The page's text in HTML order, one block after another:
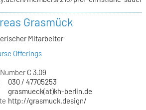
Grasmück
Mitarbeiter
Offerings
C 3.09
030 / 47705253
grasmueck(at)kh-berlin.de
http://grasmuck.design/